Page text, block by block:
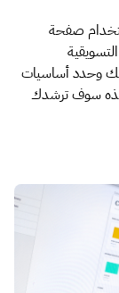
صفحة
وحدد أساسيات
هذه سوف ترشدك